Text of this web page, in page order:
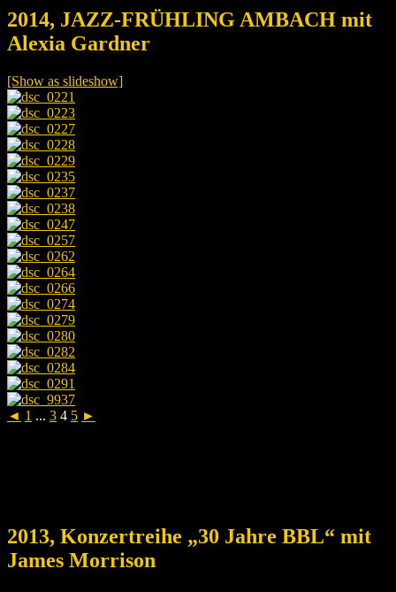
2014, JAZZ-FRÜHLING AMBACH mit
Alexia Gardner
[Show as slideshow]
◄ 1 ... 3 4 5 ►
2013, Konzertreihe „30 Jahre BBL“ mit
James Morrison